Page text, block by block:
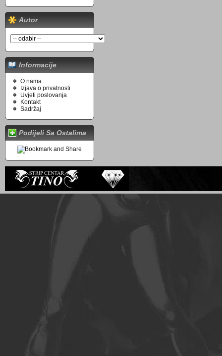
Autor
Informacije
O nama
Izjava o privatnosti
Uvjeti poslovanja
Kontakt
Sadržaj
Podijeli Sa Ostalima